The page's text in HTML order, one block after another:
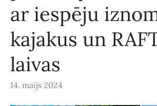
ar iespēju
kajakus un
laivas
14. maijs 2024